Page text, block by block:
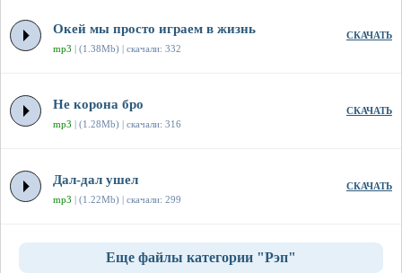
Окей мы просто играем в жизнь
mp3 | (1.38Mb) | скачали: 332
СКАЧАТЬ
Не корона бро
mp3 | (1.28Mb) | скачали: 316
СКАЧАТЬ
Дал-дал ушел
mp3 | (1.22Mb) | скачали: 299
СКАЧАТЬ
Еще файлы категории "Рэп"